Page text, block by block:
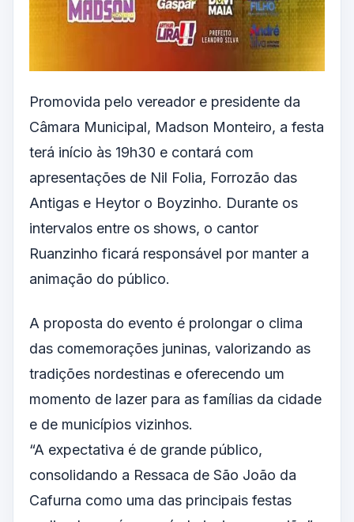
Promovida pelo vereador e presidente da
Câmara Municipal, Madson Monteiro, a festa
terá início às 19h30 e contará com
apresentações de Nil Folia, Forrozão das
Antigas e Heytor o Boyzinho. Durante os
intervalos entre os shows, o cantor
Ruanzinho ficará responsável por manter a
animação do público.
A proposta do evento é prolongar o clima
das comemorações juninas, valorizando as
tradições nordestinas e oferecendo um
momento de lazer para as famílias da cidade
e de municípios vizinhos.
“A expectativa é de grande público,
consolidando a Ressaca de São João da
Cafurna como uma das principais festas